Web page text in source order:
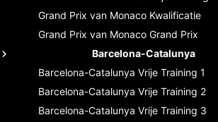
Grand Prix van Monaco Kwalificatie
Grand Prix van Monaco Grand Prix
Barcelona-Catalunya
Barcelona-Catalunya Vrije Training 1
Barcelona-Catalunya Vrije Training 2
Barcelona-Catalunya Vrije Training 3